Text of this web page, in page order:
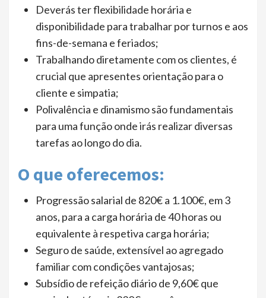
Deverás ter flexibilidade horária e
disponibilidade para trabalhar por turnos e aos
fins-de-semana e feriados;
Trabalhando diretamente com os clientes, é
crucial que apresentes orientação para o
cliente e simpatia;
Polivalência e dinamismo são fundamentais
para uma função onde irás realizar diversas
tarefas ao longo do dia.
O que oferecemos:
Progressão salarial de 820€ a 1.100€, em 3
anos, para a carga horária de 40 horas ou
equivalente à respetiva carga horária;
Seguro de saúde, extensível ao agregado
familiar com condições vantajosas;
Subsídio de refeição diário de 9,60€ que